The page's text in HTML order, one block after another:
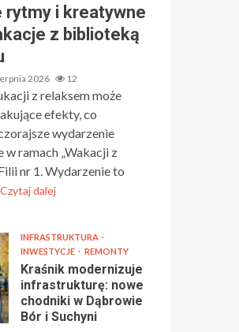
rytmy i kreatywne
z biblioteką
2026 12
z relaksem może
efekty, co
wydarzenie
w ramach „Wakacji z
nr 1. Wydarzenie to
Czytaj dalej
INFRASTRUKTURA
INWESTYCJE
REMONTY
Kraśnik modernizuje
infrastrukturę: nowe
chodniki w Dąbrowie
Bór i Suchyni